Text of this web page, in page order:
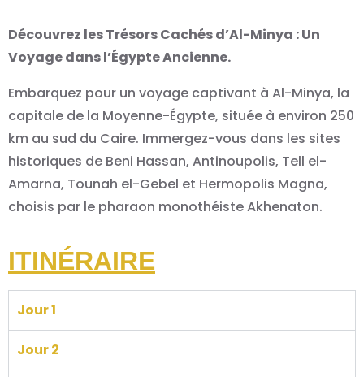
Découvrez les Trésors Cachés d’Al-Minya : Un
Voyage dans l’Égypte Ancienne.
Embarquez pour un voyage captivant à Al-Minya, la
capitale de la Moyenne-Égypte, située à environ 250
km au sud du Caire. Immergez-vous dans les sites
historiques de Beni Hassan, Antinoupolis, Tell el-
Amarna, Tounah el-Gebel et Hermopolis Magna,
choisis par le pharaon monothéiste Akhenaton.
ITINÉRAIRE
Jour 1
Jour 2